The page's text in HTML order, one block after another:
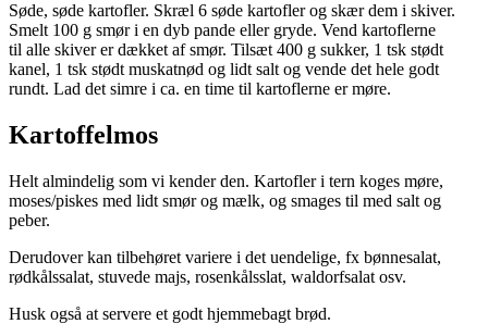
Søde, søde kartofler. Skræl 6 søde kartofler og skær dem i skiver.
Smelt 100 g smør i en dyb pande eller gryde. Vend kartoflerne
til alle skiver er dækket af smør. Tilsæt 400 g sukker, 1 tsk stødt
kanel, 1 tsk stødt muskatnød og lidt salt og vende det hele godt
rundt. Lad det simre i ca. en time til kartoflerne er møre.
Kartoffelmos
Helt almindelig som vi kender den. Kartofler i tern koges møre,
moses/piskes med lidt smør og mælk, og smages til med salt og
peber.
Derudover kan tilbehøret variere i det uendelige, fx bønnesalat,
rødkålssalat, stuvede majs, rosenkålsslat, waldorfsalat osv.
Husk også at servere et godt hjemmebagt brød.